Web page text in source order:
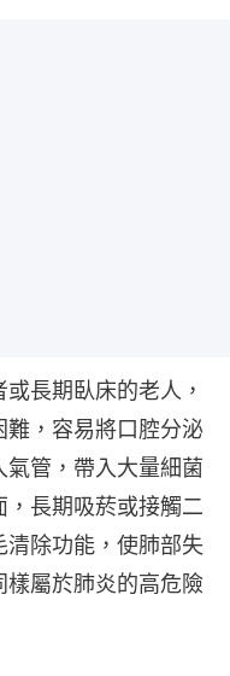
長期臥床的老人，
，容易將口腔分泌
管，帶入大量細菌
長期吸菸或接觸二
除功能，使肺部失
屬於肺炎的高危險